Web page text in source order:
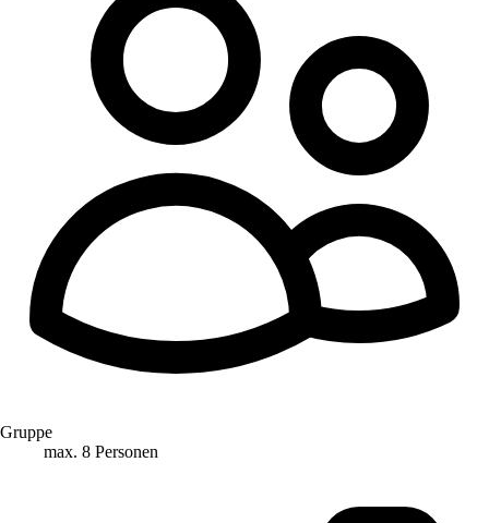
Gruppe
max. 8 Personen